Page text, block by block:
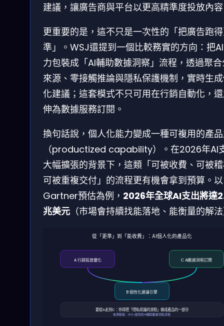
建議，讓廣告商與平台以更高精準度投放內
更重要的是，這不只是一次性的「把廣告跑
準」。WSJ還提到一個比較務實的方向：把
力包裝成「AI輔助數據洞察」流程，透過聚
來源、零接觸推論與隱私保護機制，實時生
化建議；這套模式不只可用在行銷自動化，
伸為數據服務訂閱。
換句話說，個人化能力變成一種可複用的產
（productized capability）。在2026年AI
大幅擴張的背景下，這類「可被收費、可被
可被重複交付」的流程更有機會拿到預算。以
Gartner預估為例， 2026年全球AI支出將達
兆美元 （市場會持續找能落地、能衡量的解
從「更準」到「能收費」：AI個人化的產品化
A 行銷投放優化
B 個性化建議引擎
C AI數據洞察訂閱
要從A走到C：你得把「隱私保護的流程」做成產品的一部分
來源脈絡：WSJ提到的AI輔助數據洞察流程